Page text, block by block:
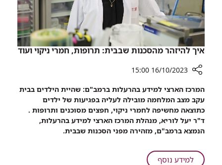
איך להיזהר מהסכנות שבבית: תרופות, חמרי ניקוי ועוד
שיתוף
איך
להיזהר
מהסכנות
שבבית:
חמרי
16/10/2023 15:00
המרכז הארצי למידע בהרעלות ברמב"ם: שהיית הילדים בבית
עקב מצב המלחמה מובילה לעליה בפגיעות של ילדים
כתוצאה מחשיפה לחמרי ניקוי, חפצים מסוכנים ותרופות .
ד"ר יעל לוריא, מנהלת המרכז הארצי למידע בהרעלות,
הנמצא ברמב"ם, מזהירה מפני הסכנות שבבית.
למידע נוסףעל